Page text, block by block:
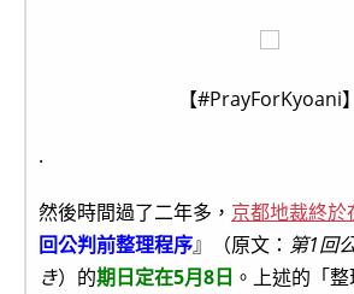
【#PrayForKyoani】
.
然後時間過了二年多， 京都地裁終於
回公判前整理程序』（原文： 第1回
き）的期日定在5月8日 。上述的「整